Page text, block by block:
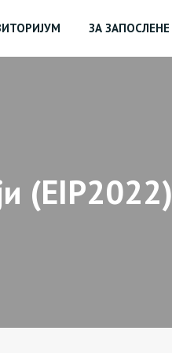
ЗА ЗАПОСЛЕНЕ
(EIP2022)